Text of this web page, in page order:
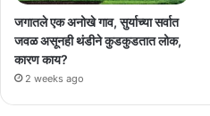
जगातले एक अनोखे गाव, सुर्याच्या सर्वात
जवळ असूनही थंडीने कुडकुडतात लोक,
कारण काय?
2 weeks ago